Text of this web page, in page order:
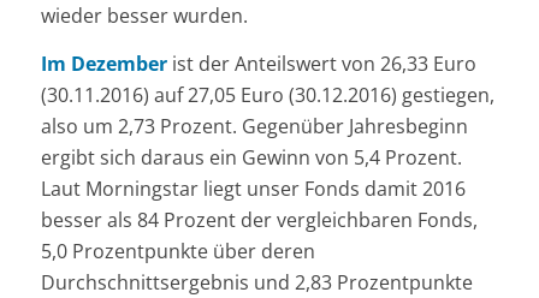
wieder besser wurden.
Im Dezemberist der Anteilswert von 26,33 Euro
(30.11.2016) auf 27,05 Euro (30.12.2016) gestiegen,
also um 2,73 Prozent. Gegenüber Jahresbeginn
ergibt sich daraus ein Gewinn von 5,4 Prozent.
Laut Morningstar liegt unser Fonds damit 2016
besser als 84 Prozent der vergleichbaren Fonds,
5,0 Prozentpunkte über deren
Durchschnittsergebnis und 2,83 Prozentpunkte